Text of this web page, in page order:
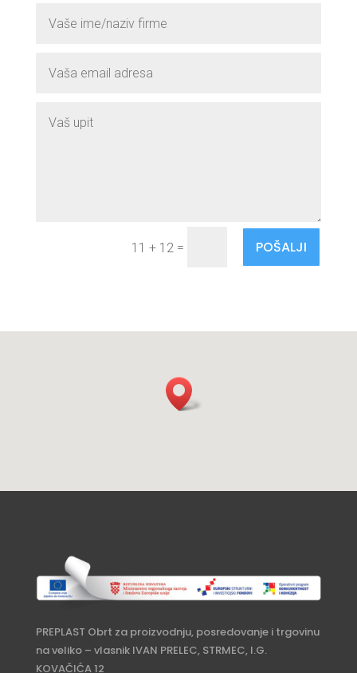
11 + 12 = POŠALJI
PREPLAST Obrt za proizvodnju, posredovanje i trgovinu
na veliko – vlasnik IVAN PRELEC, STRMEC, I.G.
KOVAČIĆA 12